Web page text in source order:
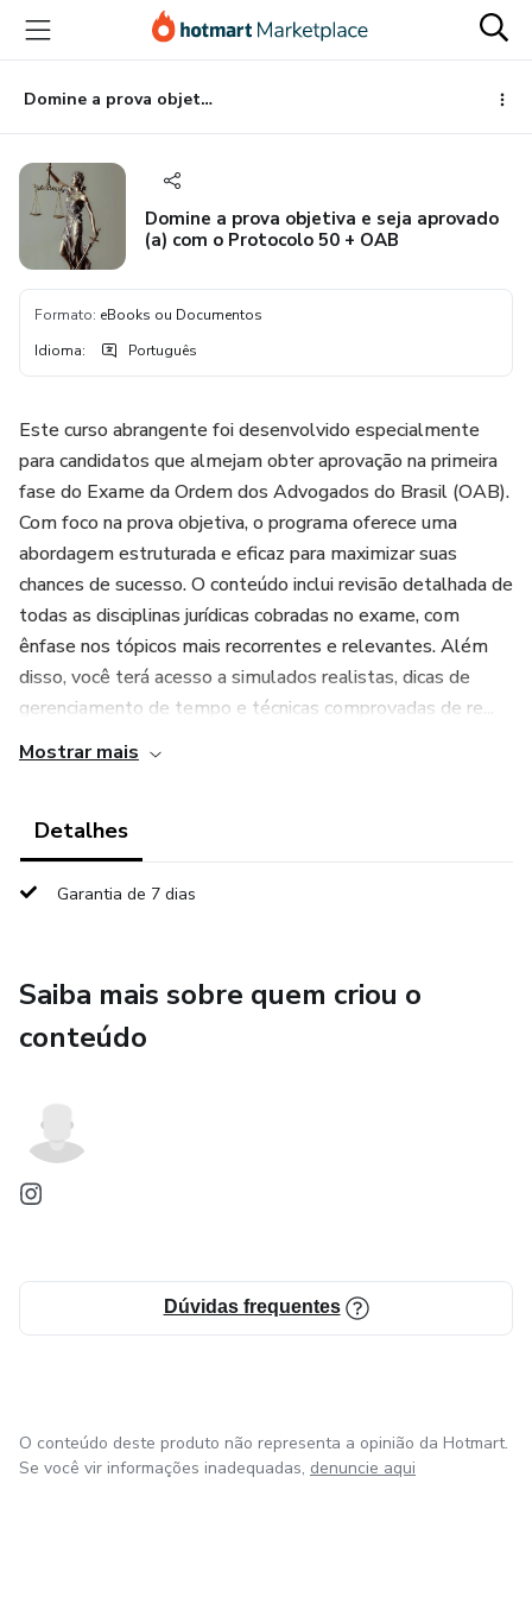
para
conteúdo
principal
para
pagamento
para
rodapé
Domine a prova objetiva e seja aprovado (a) com o Protocolo 50 + OAB
Domine a prova objetiva e seja aprovado
(a) com o Protocolo 50 + OAB
Formato: eBooks ou Documentos
Idioma: Português
Este curso abrangente foi desenvolvido especialmente
para candidatos que almejam obter aprovação na primeira
fase do Exame da Ordem dos Advogados do Brasil (OAB).
Com foco na prova objetiva, o programa oferece uma
abordagem estruturada e eficaz para maximizar suas
chances de sucesso. O conteúdo inclui revisão detalhada de
todas as disciplinas jurídicas cobradas no exame, com
ênfase nos tópicos mais recorrentes e relevantes. Além
disso, você terá acesso a simulados realistas, dicas de
gerenciamento de tempo e técnicas comprovadas de re...
Mostrar mais
Detalhes
Garantia de 7 dias
Saiba mais sobre quem criou o
conteúdo
Dúvidas frequentes
O conteúdo deste produto não representa a opinião da Hotmart.
Se você vir informações inadequadas, denuncie aqui